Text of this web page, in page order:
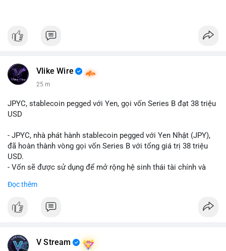
Vlike Wire
25 m
JPYC, stablecoin pegged với Yen, gọi vốn Series B đạt 38 triệu
USD
- JPYC, nhà phát hành stablecoin pegged với Yen Nhật (JPY),
đã hoàn thành vòng gọi vốn Series B với tổng giá trị 38 triệu
USD.
- Vốn sẽ được sử dụng để mở rộng hệ sinh thái tài chính và
- Mục tiêu là tăng tốc độ przyjęcie của token yen-pegged JPYC
- Đây là bước tiến quan trọng trong việc phát triển stablecoin
Đọc thêm
V Stream